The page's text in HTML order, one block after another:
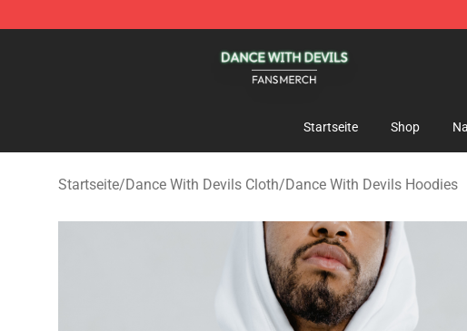
Startseite Shop
Startseite/Dance With Devils Cloth/Dance With Devils Hoodies